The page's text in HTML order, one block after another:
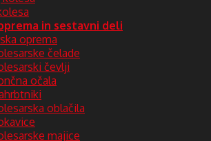
in sestavni deli
oprema
čelade
čevlji
očala
oblačila
majice